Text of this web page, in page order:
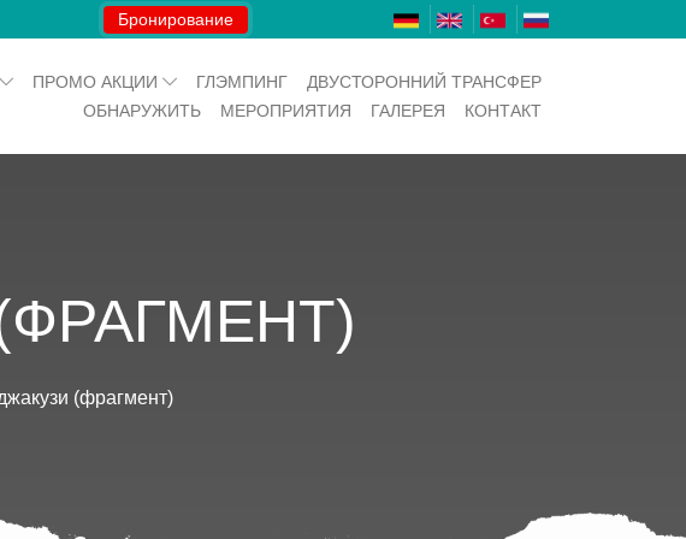
Бронирование
ПРОМО АКЦИИ ГЛЭМПИНГ
ДВУСТОРОННИЙ ТРАНСФЕР
ОБНАРУЖИТЬ
МЕРОПРИЯТИЯ ГАЛЕРЕЯ КОНТАКТ
(фрагмент)